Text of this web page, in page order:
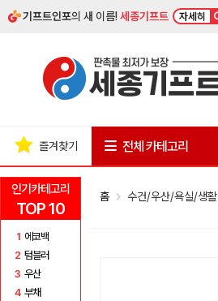
기프트인포의 새 이름!세종기프트 자세히
인기카테고리
TOP 10
1 에코백
2 텀블러
3 우산
4 부채
즐겨찾기 전체 카테고리
홈 수건/우산/욕실/생활